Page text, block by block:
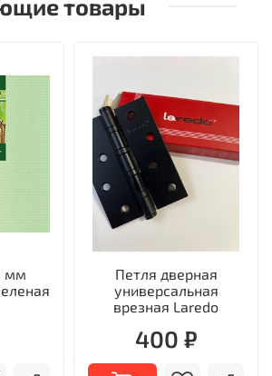
товары
мм
Петля дверная
универсальная
врезная Laredo
400 ₽